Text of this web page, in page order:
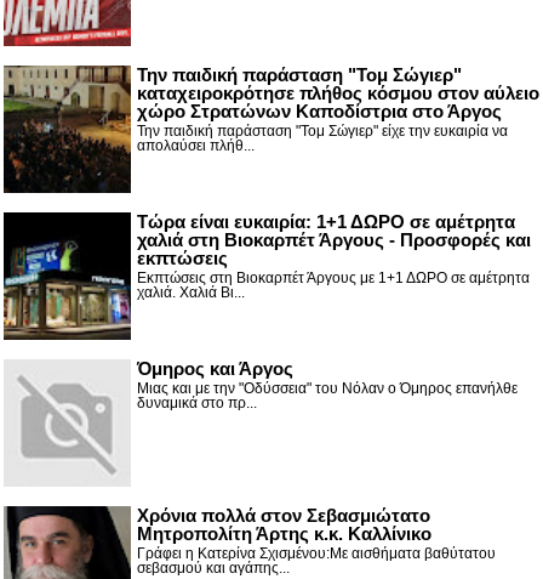
Την παιδική παράσταση "Τομ Σώγιερ"
καταχειροκρότησε πλήθος κόσμου στον αύλειο
χώρο Στρατώνων Καποδίστρια στο Άργος
Την παιδική παράσταση "Τομ Σώγιερ" είχε την ευκαιρία να
απολαύσει πλήθ...
Τώρα είναι ευκαιρία: 1+1 ΔΩΡΟ σε αμέτρητα
χαλιά στη Βιοκαρπέτ Άργους - Προσφορές και
εκπτώσεις
Εκπτώσεις στη Βιοκαρπέτ Άργους με 1+1 ΔΩΡΟ σε αμέτρητα
χαλιά. Χαλιά Βι...
Όμηρος και Άργος
Μιας και με την "Οδύσσεια" του Νόλαν ο Όμηρος επανήλθε
δυναμικά στο πρ...
Χρόνια πολλά στον Σεβασμιώτατο
Μητροπολίτη Άρτης κ.κ. Καλλίνικο
Γράφει η Κατερίνα Σχισμένου:Με αισθήματα βαθύτατου
σεβασμού και αγάπης...